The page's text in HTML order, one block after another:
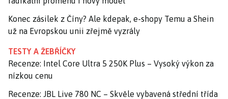
Konec zásilek z Číny? Ale kdepak, e-shopy Temu a Shein
už na Evropskou unii zřejmě vyzrály
TESTY A ŽEBŘÍČKY
Recenze: Intel Core Ultra 5 250K Plus – Vysoký výkon za
nízkou cenu
Recenze: JBL Live 780 NC – Skvěle vybavená střední třída